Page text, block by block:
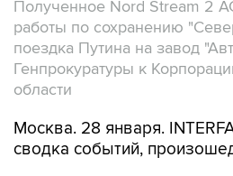
Полученное Nord Stream 2
работы по сохранению
поездка Путина на завод
Генпрокуратуры к
области
Москва. 28 января.
сводка событий,